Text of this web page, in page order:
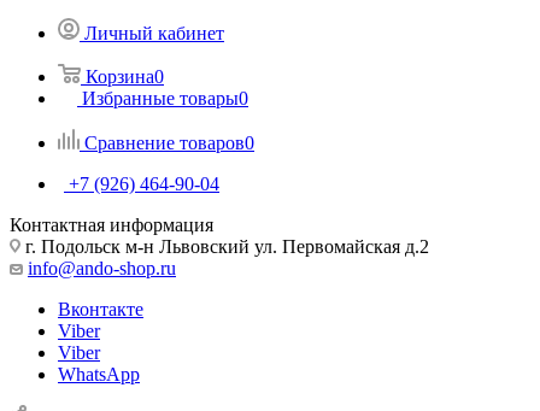
Личный кабинет
Корзина0
Избранные товары0
Сравнение товаров0
+7 (926) 464-90-04
Контактная информация
г. Подольск м-н Львовский ул. Первомайская д.2
info@ando-shop.ru
Вконтакте
Viber
Viber
WhatsApp